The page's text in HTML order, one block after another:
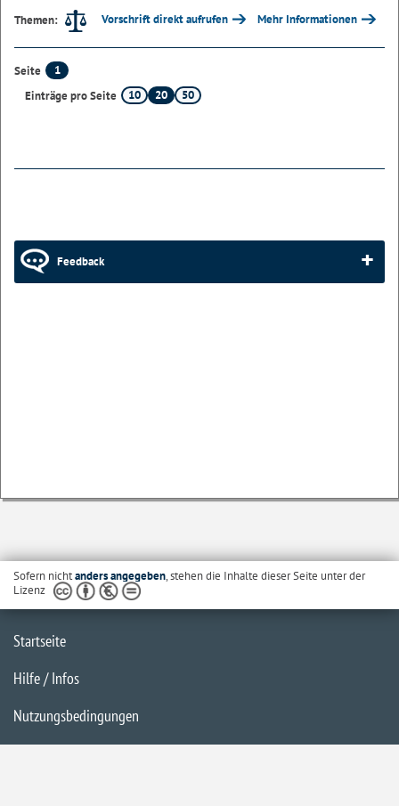
Themen:
Vorschrift direkt aufrufen Mehr Informationen
Seite
1
Einträge pro Seite
10 20 50
Feedback
Sofern nichtanders angegeben, stehen die Inhalte dieser Seite unter der
Lizenz
Startseite
Hilfe / Infos
Nutzungsbedingungen